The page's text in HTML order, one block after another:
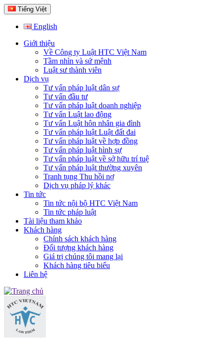
Tiếng Việt
English
Giới thiệu
Về Công ty Luật HTC Việt Nam
Tầm nhìn và sứ mệnh
Luật sư thành viên
Dịch vụ
Tư vấn pháp luật dân sự
Tư vấn đầu tư
Tư vấn pháp luật doanh nghiệp
Tư vấn Luật lao động
Tư vấn Luật hôn nhân gia đình
Tư vấn pháp luật Luật đất đai
Tư vấn pháp luật về hợp đồng
Tư vấn pháp luật hình sự
Tư vấn pháp luật về sở hữu trí tuệ
Tư vấn pháp luật thường xuyên
Tranh tụng Thu hồi nợ
Dịch vụ pháp lý khác
Tin tức
Tin tức nội bộ HTC Việt Nam
Tin tức pháp luật
Tài liệu tham khảo
Khách hàng
Chính sách khách hàng
Đối tượng khách hàng
Giá trị chúng tôi mang lại
Khách hàng tiêu biểu
Liên hệ